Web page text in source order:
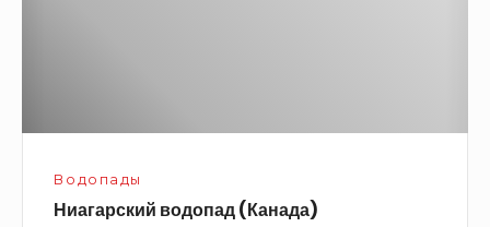
Водопады
Ниагарский водопад (Канада)